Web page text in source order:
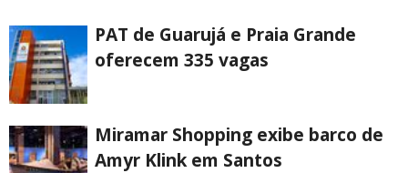
PAT de Guarujá e Praia Grande
oferecem 335 vagas
Miramar Shopping exibe barco de
Amyr Klink em Santos